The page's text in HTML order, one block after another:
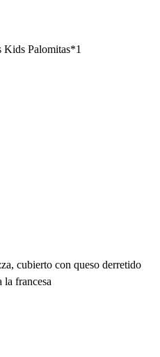
Kids Palomitas*1
cubierto con queso derretido
la francesa